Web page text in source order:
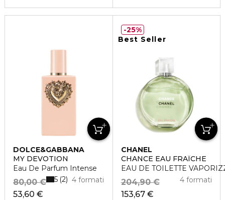
DOLCE&GABBANA
MY DEVOTION
Eau De Parfum Intense
53,60 €
80,00 € 4 formati
5 2
Best Seller
CHANEL
CHANCE EAU FRAÎCHE
EAU DE TOILETTE
153,67 €
204,90 € 4 formati
25%